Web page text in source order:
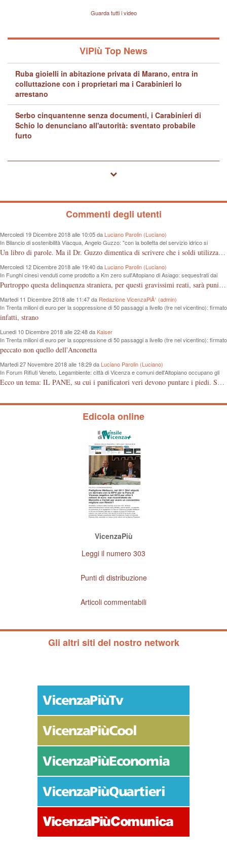
quelle di... Barbara D'UrsoGuarda tutti i video
ViPiù Top News
Ruba gioielli in abitazione privata di Marano, entra in
colluttazione con i proprietari ma i Carabinieri lo
arrestano
Serbo cinquantenne senza documenti, i Carabinieri di
Schio lo denunciano all'autorità: sventato probabile
furto
Commenti degli utenti
Mercoledi 19 Dicembre 2018 alle 10:05 da Luciano Parolin (Luciano)
In Bilancio di sostenibilità Viacqua, Angelo Guzzo: "con la bolletta del servizio idrico si
proteggono i fiumi dall'inquinamento"
Un libro di parole. Ma il Dr. Guzzo dimentica di scrivere che i soldi utilizzati sono quelli dei cittadini, in questo caso consumatori, che pagano tutto dalla fognatura, alle sedi "ergonomiche", all'IVA. Almeno un grazie ai contribuenti Vicentini!
Mercoledi 12 Dicembre 2018 alle 19:40 da Luciano Parolin (Luciano)
In Funghi cinesi venduti come prodotto a Km zero sull'Altopiano di Asiago: sequestrati dai
Forestali 100 Kg da 8 mila euro
Purtroppo questa delinquenza straniera, per questi gravissimi reati, sarà punita "forse" e solo come frode commerciale. La colpa è nostra che compriamo cineserie, senza sapere leggere un marchio o controllare le etichette, loro, quelli dell'est "Europei" ci sguazzano con i nostri prodotti, vanno e vengono dal confine con la roba nostra, ma nessuno controlla...poverini ! Mala tempora currunt.
Martedi 11 Dicembre 2018 alle 11:47 da Redazione VicenzaPiÃ¹ (admin)
In Trenta milioni di euro per la soppressione di 50 passaggi a livello (tre nel vicentino): firmato
protocollo d’intesa tra Regione e Rfi
infatti, strano
Lunedi 10 Dicembre 2018 alle 22:48 daKaiser
In Trenta milioni di euro per la soppressione di 50 passaggi a livello (tre nel vicentino): firmato
protocollo d’intesa tra Regione e Rfi
peccato non quello dell'Anconetta
Martedi 27 Novembre 2018 alle 18:29 da Luciano Parolin (Luciano)
In Forum Rifiuti Veneto, Legambiente: città di Vicenza e comuni dell'Altopiano occupano gli
ultimi posti nella raccolta differenziata
Ecco un tema: IL PANE, su cui i panificatori veri devono puntare i piedi. Se il pane è fresco vuol dire di giornata. Il consumatore deve avere la garanzia dell'acquisto, il controllo deve avvenire anche da parte delle associazioni di categoria che devono proteggere gli artigiani onesti, anche se pagato qualcosa in più. Grazie.
Edicola online
VicenzaPiù
Leggi il numero 303
Punti di distribuzione
Articoli commentabili
Gli altri siti del nostro network